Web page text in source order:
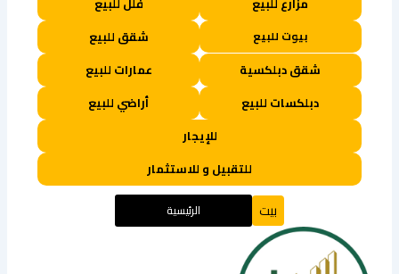
بيوت للبيع
شقق للبيع
شقق دبلكسية
عمارات للبيع
دبلكسات للبيع
أراضي للبيع
للإيجار
للتقبيل و للاستثمار
بيت الرئيسية